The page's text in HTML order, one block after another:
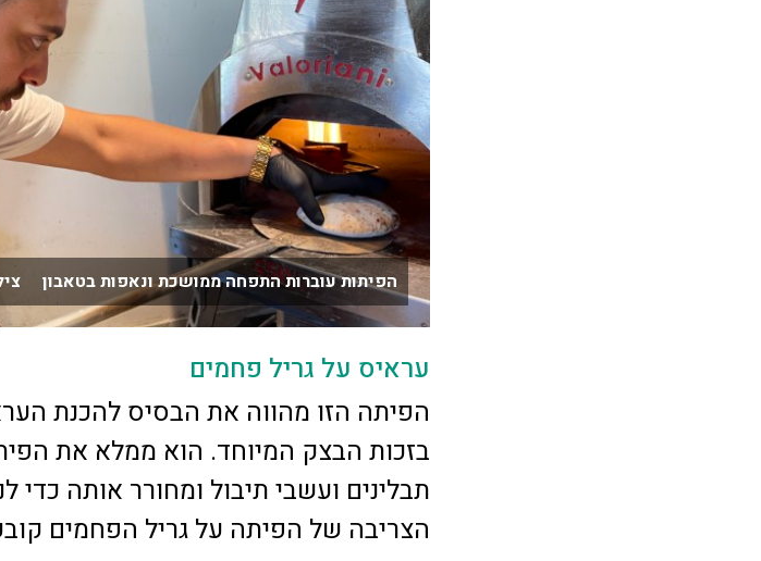
הפיתות עוברות התפחה ממושכת ונאפות בטאבון
עראיס על גריל פחמים
הפיתה הזו מהווה את הבסיס להכנת
בזכות הבצק המיוחד. הוא ממלא את
תבלינים ועשבי תיבול ומחורר אותה כדי
הצריבה של הפיתה על גריל הפחמים